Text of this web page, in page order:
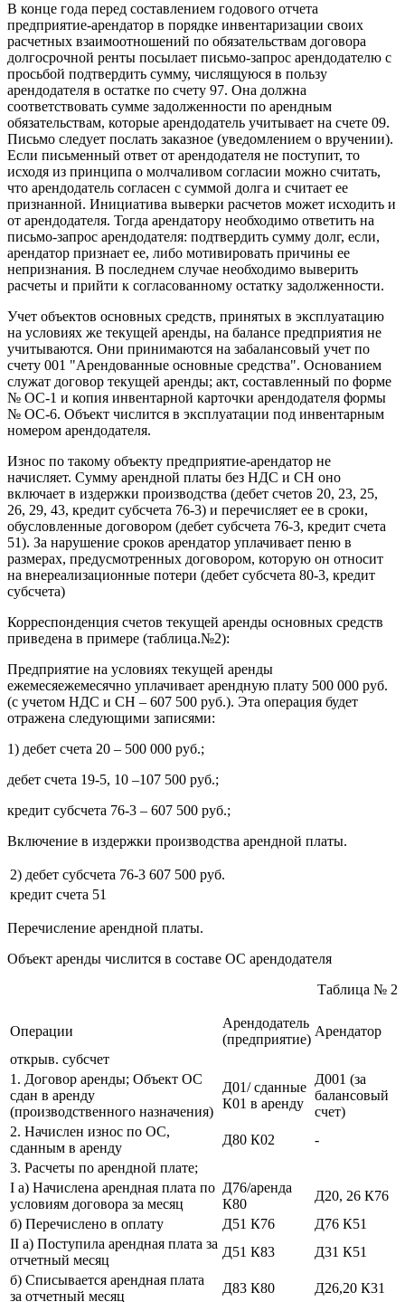
В конце года перед составлением годового отчета
предприятие-арендатор в порядке инвентаризации своих
расчетных взаимоотношений по обязательствам договора
долгосрочной ренты посылает письмо-запрос арендодателю с
просьбой подтвердить сумму, числящуюся в пользу
арендодателя в остатке по счету 97. Она должна
соответствовать сумме задолженности по арендным
обязательствам, которые арендодатель учитывает на счете 09.
Письмо следует послать заказное (уведомлением о вручении).
Если письменный ответ от арендодателя не поступит, то
исходя из принципа о молчаливом согласии можно считать,
что арендодатель согласен с суммой долга и считает ее
признанной. Инициатива выверки расчетов может исходить и
от арендодателя. Тогда арендатору необходимо ответить на
письмо-запрос арендодателя: подтвердить сумму долг, если,
арендатор признает ее, либо мотивировать причины ее
непризнания. В последнем случае необходимо выверить
расчеты и прийти к согласованному остатку задолженности.
Учет объектов основных средств, принятых в эксплуатацию
на условиях же текущей аренды, на балансе предприятия не
учитываются. Они принимаются на забалансовый учет по
счету 001 "Арендованные основные средства". Основанием
служат договор текущей аренды; акт, составленный по форме
№ ОС-1 и копия инвентарной карточки арендодателя формы
№ ОС-6. Объект числится в эксплуатации под инвентарным
номером арендодателя.
Износ по такому объекту предприятие-арендатор не
начисляет. Сумму арендной платы без НДС и СН оно
включает в издержки производства (дебет счетов 20, 23, 25,
26, 29, 43, кредит субсчета 76-3) и перечисляет ее в сроки,
обусловленные договором (дебет субсчета 76-3, кредит счета
51). За нарушение сроков арендатор уплачивает пеню в
размерах, предусмотренных договором, которую он относит
на внереализационные потери (дебет субсчета 80-3, кредит
субсчета)
Корреспонденция счетов текущей аренды основных средств
приведена в примере (таблица.№2):
Предприятие на условиях текущей аренды
ежемесяежемесячно уплачивает арендную плату 500 000 руб.
(с учетом НДС и СН – 607 500 руб.). Эта операция будет
отражена следующими записями:
1) дебет счета 20 – 500 000 руб.;
дебет счета 19-5, 10 –107 500 руб.;
кредит субсчета 76-3 – 607 500 руб.;
Включение в издержки производства арендной платы.
2) дебет субсчета 76-3 607 500 руб.
кредит счета 51
Перечисление арендной платы.
Объект аренды числится в составе ОС арендодателя
Таблица № 2
Операции
Арендодатель
(предприятие)
Арендатор
открыв. субсчет
1. Договор аренды; Объект ОС
сдан в аренду
(производственного назначения)
Д01/ сданные
К01 в аренду
Д001 (за
балансовый
счет)
2. Начислен износ по ОС,
сданным в аренду
Д80 К02
-
3. Расчеты по арендной плате;
I а) Начислена арендная плата по
условиям договора за месяц
Д76/аренда
К80
Д20, 26 К76
б) Перечислено в оплату
Д51 К76
Д76 К51
II а) Поступила арендная плата за
отчетный месяц
Д51 К83
Д31 К51
б) Списывается арендная плата
за отчетный месяц
Д83 К80 Д26,20 К31